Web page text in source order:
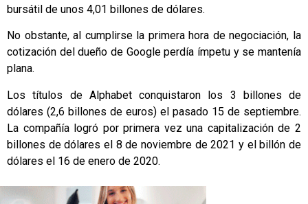
bursátil de unos 4,01 billones de dólares.
No obstante, al cumplirse la primera hora de negociación, la
cotización del dueño de Google perdía ímpetu y se mantenía
plana.
Los títulos de Alphabet conquistaron los 3 billones de
dólares (2,6 billones de euros) el pasado 15 de septiembre.
La compañía logró por primera vez una capitalización de 2
billones de dólares el 8 de noviembre de 2021 y el billón de
dólares el 16 de enero de 2020.